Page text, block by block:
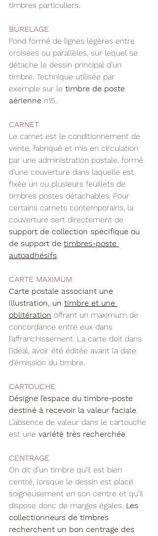
timbres particuliers.
BURELAGE
Fond formé de lignes légères entre
croisées ou parallèles, sur lequel se
détache le dessin principal d’un
timbre. Technique utilisée par
exemple sur le timbre de poste
aérienne n15.
CARNET
Le carnet est le conditionnement de
vente, fabriqué et mis en circulation
par une administration postale, formé
d’une couverture dans laquelle est
fixée un ou plusieurs feuillets de
timbres postes détachables. Pour
certains carnets contemporains, la
couverture sert directement de
support de collection spécifique ou
de support de timbres-poste
autoadhésifs.
CARTE MAXIMUM
Carte postale associant une
illustration, un timbre et une
oblitération offrant un maximum de
concordance entre eux dans
l’affranchissement. La carte doit dans
l’idéal, avoir été éditée avant la date
d’émission du timbre.
CARTOUCHE
Désigne l’espace du timbre-poste
destiné à recevoir la valeur faciale.
L’absence de valeur dans le cartouche
est une variété très recherchée.
CENTRAGE
On dit d’un timbre qu’il est bien
centré, lorsque le dessin est placé
soigneusement en son centre et qu’il
dispose donc de marges égales. Les
collectionneurs de timbres
recherchent un bon centrage des